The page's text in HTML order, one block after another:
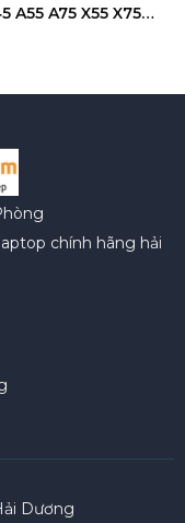
A55 A75 X55 X75
ZIN
chính hãng hải
Dương